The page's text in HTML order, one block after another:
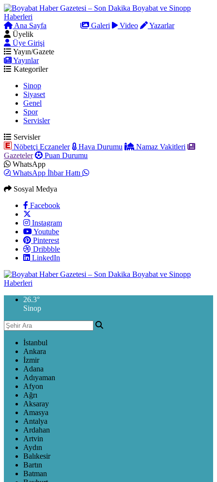
Ana Sayfa Galeri Video
Yazarlar
Üyelik
Üye Girişi
Yayın/Gazete
Yayınlar
Kategoriler
Sinop
Siyaset
Genel
Spor
Servisler
Servisler
Nöbetçi Eczaneler
Hava Durumu
Namaz Vakitleri
Gazeteler
Puan Durumu
WhatsApp
WhatsApp İhbar Hattı
Sosyal Medya
Facebook
Instagram
Youtube
Pinterest
Dribbble
LinkedIn
26.3°
Sinop
İstanbul
Ankara
İzmir
Adana
Adıyaman
Afyon
Ağrı
Aksaray
Amasya
Antalya
Ardahan
Artvin
Aydın
Balıkesir
Bartın
Batman